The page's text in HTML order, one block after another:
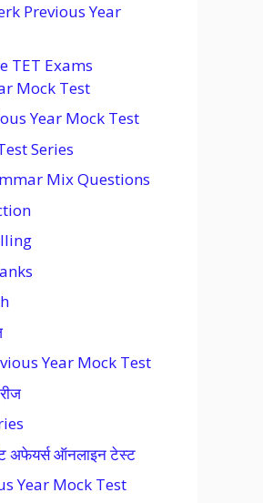
Previous Year
TET Exams
Mock Test
Year Mock Test
Series
Mix Questions
Year Mock Test
अफेयर्स ऑनलाइन टेस्ट
Year Mock Test